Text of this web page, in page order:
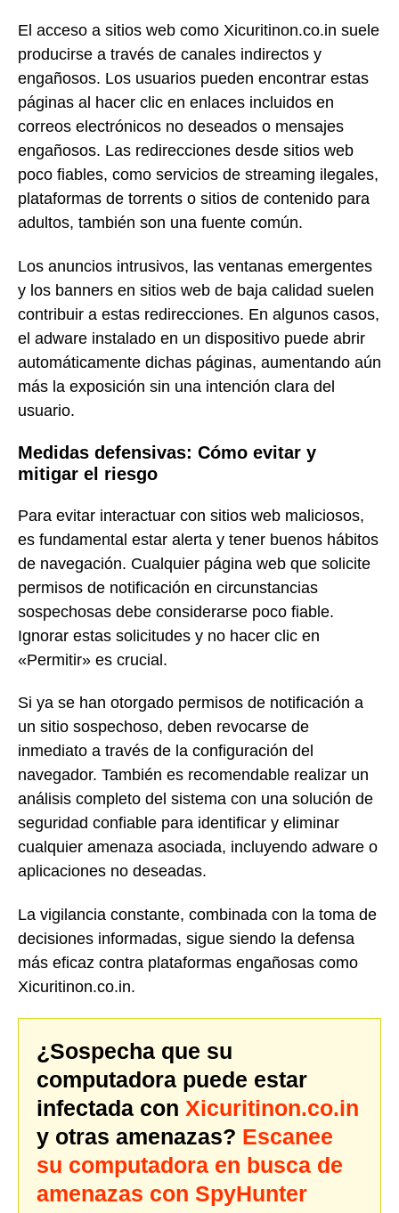
El acceso a sitios web como Xicuritinon.co.in suele
producirse a través de canales indirectos y
engañosos. Los usuarios pueden encontrar estas
páginas al hacer clic en enlaces incluidos en
correos electrónicos no deseados o mensajes
engañosos. Las redirecciones desde sitios web
poco fiables, como servicios de streaming ilegales,
plataformas de torrents o sitios de contenido para
adultos, también son una fuente común.
Los anuncios intrusivos, las ventanas emergentes
y los banners en sitios web de baja calidad suelen
contribuir a estas redirecciones. En algunos casos,
el adware instalado en un dispositivo puede abrir
automáticamente dichas páginas, aumentando aún
más la exposición sin una intención clara del
usuario.
Medidas defensivas: Cómo evitar y
mitigar el riesgo
Para evitar interactuar con sitios web maliciosos,
es fundamental estar alerta y tener buenos hábitos
de navegación. Cualquier página web que solicite
permisos de notificación en circunstancias
sospechosas debe considerarse poco fiable.
Ignorar estas solicitudes y no hacer clic en
«Permitir» es crucial.
Si ya se han otorgado permisos de notificación a
un sitio sospechoso, deben revocarse de
inmediato a través de la configuración del
navegador. También es recomendable realizar un
análisis completo del sistema con una solución de
seguridad confiable para identificar y eliminar
cualquier amenaza asociada, incluyendo adware o
aplicaciones no deseadas.
La vigilancia constante, combinada con la toma de
decisiones informadas, sigue siendo la defensa
más eficaz contra plataformas engañosas como
Xicuritinon.co.in.
¿Sospecha que su
computadora puede estar
infectada con Xicuritinon.co.in
y otras amenazas? Escanee
su computadora en busca de
amenazas con SpyHunter